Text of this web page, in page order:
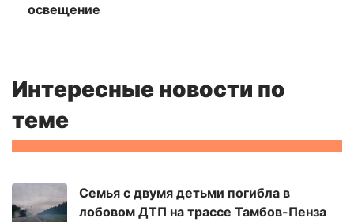
освещение
Интересные новости по
теме
Семья с двумя детьми погибла в
лобовом ДТП на трассе Тамбов-Пенза